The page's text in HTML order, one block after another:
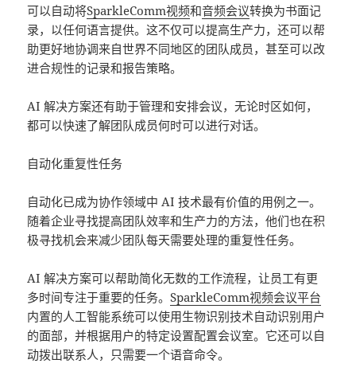
可以自动将SparkleComm视频和音频会议转换为书面记
录，以任何语言提供。这不仅可以提高生产力，还可以帮
助更好地协调来自世界不同地区的团队成员，甚至可以改
进合规性的记录和报告策略。
AI 解决方案还有助于管理和安排会议，无论时区如何，
都可以快速了解团队成员何时可以进行对话。
自动化重复性任务
自动化已成为协作领域中 AI 技术最有价值的用例之一。
随着企业寻找提高团队效率和生产力的方法，他们也在积
极寻找机会来减少团队每天需要处理的重复性任务。
AI 解决方案可以帮助简化无数的工作流程，让员工有更
多时间专注于重要的任务。SparkleComm视频会议平台
内置的人工智能系统可以使用生物识别技术自动识别用户
的面部，并根据用户的特定设置配置会议室。它还可以自
动拨出联系人，只需要一个语音命令。